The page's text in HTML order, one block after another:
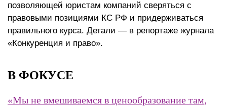
позволяющей юристам компаний сверяться с
правовыми позициями КС РФ и придерживаться
правильного курса. Детали — в репортаже журнала
«Конкуренция и право».
В ФОКУСЕ
«Мы не вмешиваемся в ценообразование там,